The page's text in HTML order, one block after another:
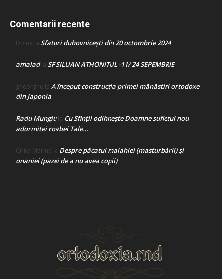
Comentarii recente
Doina la Sfaturi duhovnicești din 20 octombrie 2024
amaladla SF SILUAN ATHONITUL -11/ 24 SEPEMBRIE
gheorghe la A început construcţia primei mănăstiri ortodoxe
din Japonia
Radu Mungiula Cu Sfinții odihnește Doamne sufletul nou
adormitei roabei Tale…
Crina Marina la Despre păcatul malahiei (masturbării) şi
onaniei (pazei de a nu avea copii)